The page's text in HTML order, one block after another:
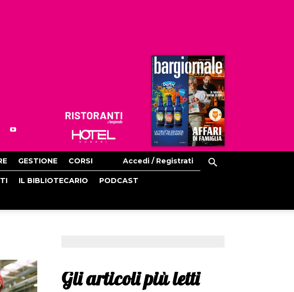
Ristoranti
Hoteldomani
GESTIONE CORSI Accedi / Registrati
IL BIBLIOTECARIO PODCAST
Gli articoli più letti